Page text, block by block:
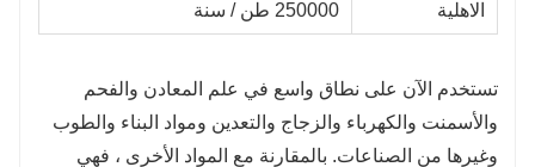
الاهلية 250000 طن / سنة
تستخدم الآن على نطاق واسع في علم المعادن والفحم
والأسمنت والكهرباء والزجاج والتعدين ومواد البناء والطوب
وغيرها من الصناعات. بالمقارنة مع المواد الأخرى ، فهي